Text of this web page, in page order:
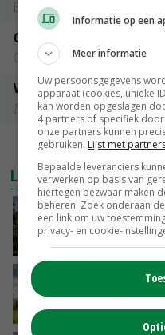
Barneveld
Gerst
Groningen
Volle melkpoeder
Zuivel NL
MEER
LAATSTE NIEUWS
minister
overkant’
VANDAAG, 15:30
Informatie op een
Meer informatie
Uw persoonsgegevens
apparaat (cookies, unieke
kan worden opgeslagen
4 partners of specifiek
onze partners kunnen
gebruiken. Lijst met
Bepaalde leveranciers
verwerken op basis van
hiertegen bezwaar maken
beheren. Zoek onderaan
een link om uw
privacy- en cookie-